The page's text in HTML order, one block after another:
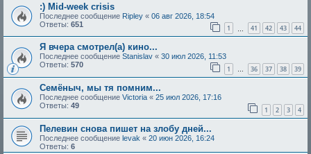
:) Mid-week crisis
Последнее сообщение Ripley « 06 авг 2026, 18:54
Ответы: 651 1 41 42 43 44
Я вчера смотрел(а) кино...
Последнее сообщение Stanislav « 30 июл 2026, 11:53
Ответы: 570 1 … 36 37 38 39
Семёныч, мы тя помним...
Последнее сообщение Victoria « 25 июл 2026, 17:16
Ответы: 49 1 2 3 4
Пелевин снова пишет на злобу дней...
Последнее сообщение levak « 20 июн 2026, 16:24
Ответы: 6